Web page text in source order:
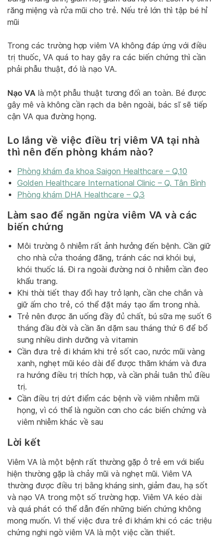
răng miệng và rửa mũi cho trẻ. Nếu trẻ lớn thì tập bé hỉ
mũi
Trong các trường hợp viêm VA không đáp ứng với điều
trị thuốc, VA quá to hay gây ra các biến chứng thì cần
phải phẫu thuật, đó là nạo VA.
Nạo VA là một phẫu thuật tương đối an toàn. Bé được
gây mê và không cần rạch da bên ngoài, bác sĩ sẽ tiếp
cận VA qua đường họng.
Lo lắng về việc điều trị viêm VA tại nhà
thì nên đến phòng khám nào?
Phòng khám đa khoa Saigon Healthcare – Q.10
Golden Healthcare International Clinic – Q. Tân Bình
Phòng khám DHA Healthcare – Q.3
Làm sao để ngăn ngừa viêm VA và các
biến chứng
Môi trường ô nhiễm rất ảnh hưởng đến bệnh. Cần giữ
cho nhà cửa thoáng đãng, tránh các nơi khói bụi,
khói thuốc lá. Đi ra ngoài đường nơi ô nhiễm cần đeo
khẩu trang.
Khi thời tiết thay đổi hay trở lạnh, cần che chắn và
giữ ấm cho trẻ, có thể đặt máy tạo ẩm trong nhà.
Trẻ nên được ăn uống đầy đủ chất, bú sữa mẹ suốt 6
tháng đầu đời và cần ăn dặm sau tháng thứ 6 để bổ
sung nhiều dinh dưỡng và vitamin
Cần đưa trẻ đi khám khi trẻ sốt cao, nước mũi vàng
xanh, nghẹt mũi kéo dài để được thăm khám và đưa
ra hướng điều trị thích hợp, và cần phải tuân thủ điều
trị.
Cần điều trị dứt điểm các bệnh về viêm nhiễm mũi
họng, vì có thể là nguồn cơn cho các biến chứng và
viêm nhiễm khác về sau
Lời kết
Viêm VA là một bệnh rất thường gặp ở trẻ em với biểu
hiện thường gặp là chảy mũi và nghẹt mũi. Viêm VA
thường được điều trị bằng kháng sinh, giảm đau, hạ sốt
và nạo VA trong một số trường hợp. Viêm VA kéo dài
và quá phát có thể dẫn đến những biến chứng không
mong muốn. Vì thế việc đưa trẻ đi khám khi có các triệu
chứng nghi ngờ viêm VA là một việc cần thiết.